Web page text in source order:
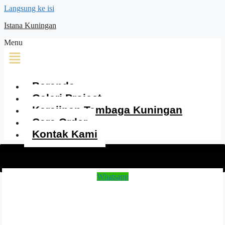
Langsung ke isi
Istana Kuningan
Menu
Beranda
Galeri Project
Kerajinan Tembaga Kuningan
Cara Order
Kontak Kami
Whatsapp